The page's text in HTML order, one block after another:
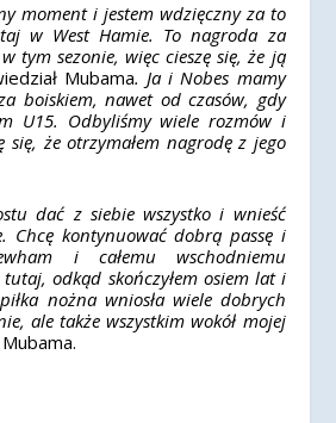
moment i jestem wdzięczny za to
w West Hamie. To nagroda za
tym sezonie, więc cieszę się, że ją
Mubama. Ja i Nobes mamy
boiskiem, nawet od czasów, gdy
U15. Odbyliśmy wiele rozmów i
się, że otrzymałem nagrodę z jego
dać z siebie wszystko i wnieść
Chcę kontynuować dobrą passę i
i całemu wschodniemu
tutaj, odkąd skończyłem osiem lat i
nożna wniosła wiele dobrych
ale także wszystkim wokół mojej